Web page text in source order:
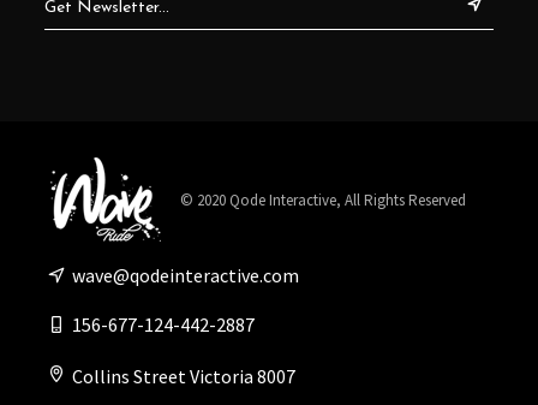
© 2020 Qode Interactive, All Rights Reserved
wave@qodeinteractive.com
156-677-124-442-2887
Collins Street Victoria 8007